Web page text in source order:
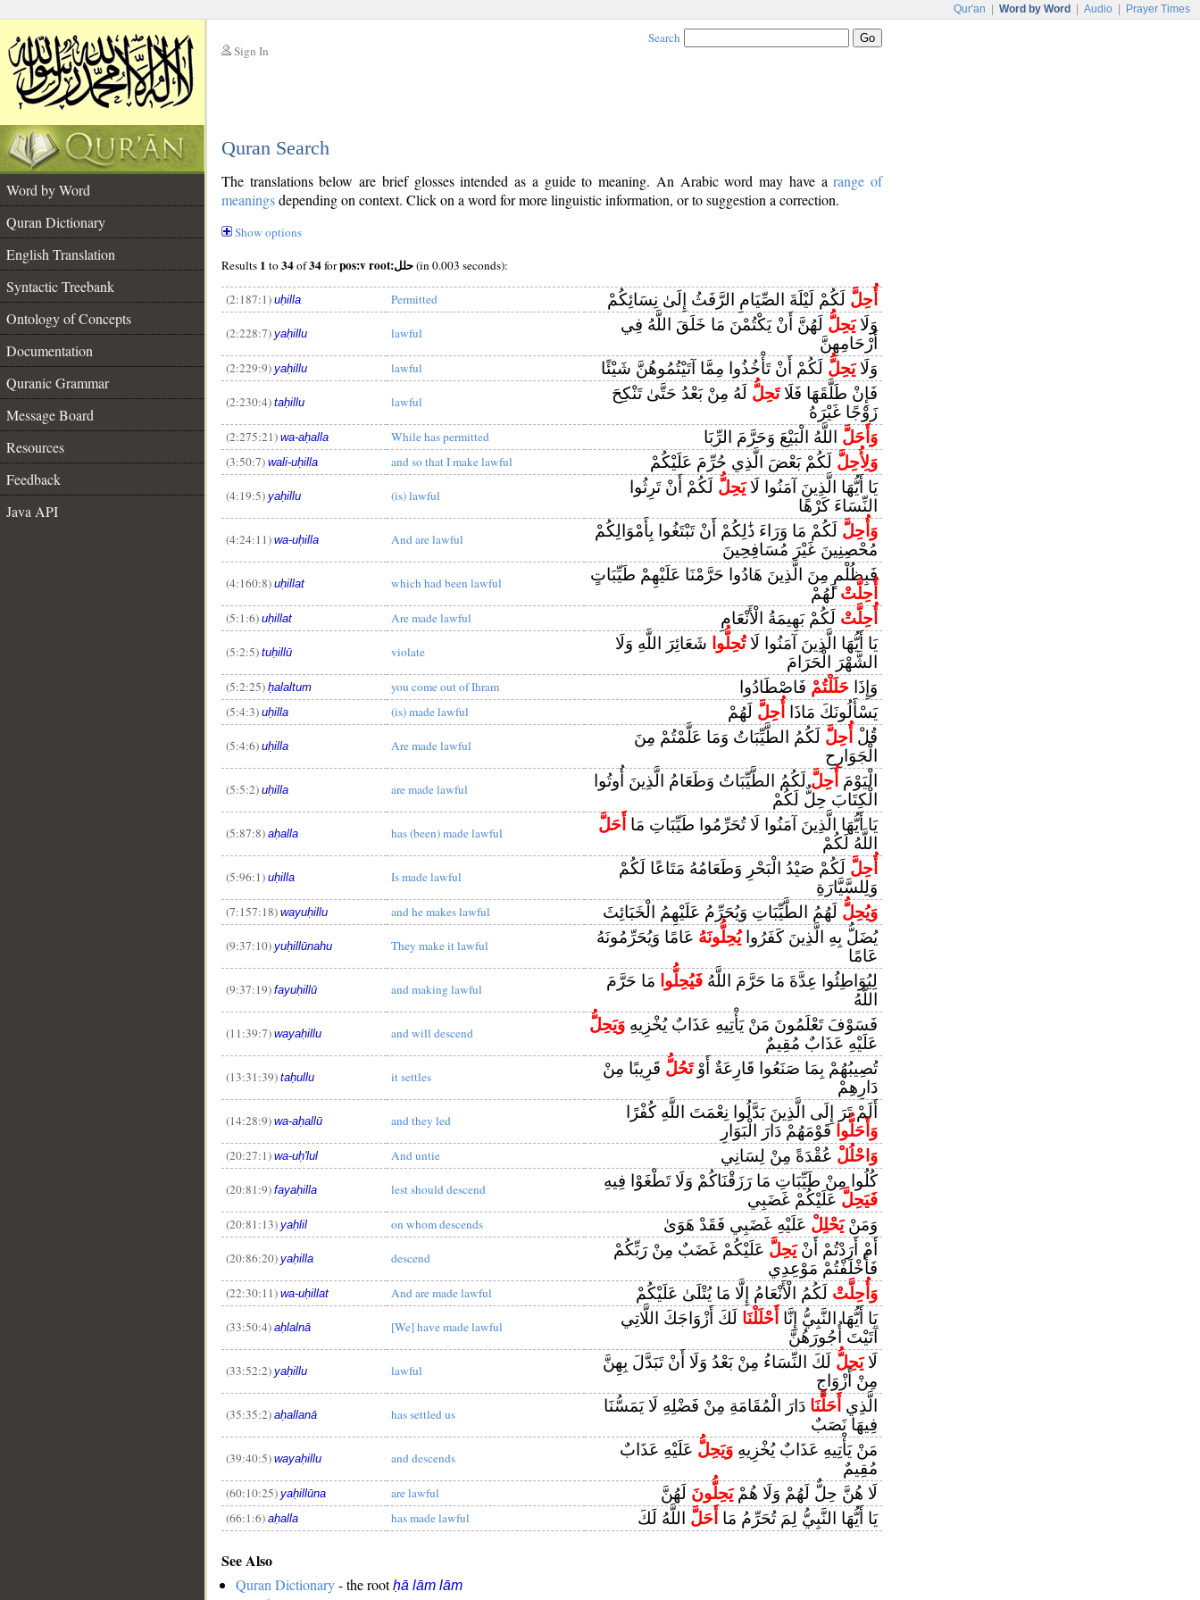
Qur'an Word by Word Audio Prayer Times
Sign In
Search
Quran Search
Word by Word
Quran Dictionary
English Translation
Syntactic Treebank
Ontology of Concepts
Documentation
Quranic Grammar
Message Board
Resources
Feedback
Java API
The translations below are brief glosses intended as a guide to meaning. An Arabic word may have arange of
meaningsdepending on context. Click on a word for more linguistic information, or to suggestion a correction.
Show options
Results 1 to34of34for pos:v root:حلل(in 0.003 seconds):
(2:187:1) uḥilla Permitted أُحِلَّ لَكُمْ لَيْلَةَ الصِّيَامِ الرَّفَثُ إِلَىٰ نِسَائِكُمْ
(2:228:7) yaḥillu lawful وَلَايَحِلُّ لَهُنَّ أَنْ يَكْتُمْنَ مَا خَلَقَ اللَّهُ فِي
أَرْحَامِهِنَّ
(2:229:9) yaḥillu lawful وَلَايَحِلُّ لَكُمْ أَنْ تَأْخُذُوا مِمَّا آتَيْتُمُوهُنَّ شَيْئًا
(2:230:4) taḥillu lawful فَإِنْ طَلَّقَهَا فَلَاتَحِلُّ لَهُ مِنْ بَعْدُ حَتَّىٰ تَنْكِحَ
زَوْجًا غَيْرَهُ
(2:275:21) wa-aḥalla While has permitted وَأَحَلَّ اللَّهُ الْبَيْعَ وَحَرَّمَ الرِّبَا
(3:50:7) wali-uḥilla and so that I make lawful وَلِأُحِلَّ لَكُمْ بَعْضَ الَّذِي حُرِّمَ عَلَيْكُمْ
(4:19:5) yaḥillu (is) lawful يَا أَيُّهَا الَّذِينَ آمَنُوا لَايَحِلُّ لَكُمْ أَنْ تَرِثُوا
النِّسَاءَ كَرْهًا
(4:24:11) wa-uḥilla And are lawful وَأُحِلَّ لَكُمْ مَا وَرَاءَ ذَٰلِكُمْ أَنْ تَبْتَغُوا بِأَمْوَالِكُمْ
مُحْصِنِينَ غَيْرَ مُسَافِحِينَ
(4:160:8) uḥillat which had been lawful
فَبِظُلْمٍ مِنَ الَّذِينَ هَادُوا حَرَّمْنَا عَلَيْهِمْ طَيِّبَاتٍ
أُحِلَّتْلَهُمْ
(5:1:6) uḥillat Are made lawful أُحِلَّتْ لَكُمْ بَهِيمَةُ الْأَنْعَامِ
(5:2:5) tuḥillū violate يَا أَيُّهَا الَّذِينَ آمَنُوا لَاتُحِلُّوا شَعَائِرَ اللَّهِ وَلَا
الشَّهْرَ الْحَرَامَ
(5:2:25) ḥalaltum you come out of Ihram وَإِذَا حَلَلْتُمْ فَاصْطَادُوا
(5:4:3) uḥilla (is) made lawful يَسْأَلُونَكَ مَاذَا أُحِلَّ لَهُمْ
(5:4:6) uḥilla Are made lawful قُلْ أُحِلَّ لَكُمُ الطَّيِّبَاتُ وَمَا عَلَّمْتُمْ مِنَ
الْجَوَارِحِ
(5:5:2) uḥilla are made lawful الْيَوْمَ أُحِلَّلَكُمُ الطَّيِّبَاتُ وَطَعَامُ الَّذِينَ أُوتُوا
الْكِتَابَ حِلٌّ لَكُمْ
(5:87:8) aḥalla has (been) made lawful يَا أَيُّهَا الَّذِينَ آمَنُوا لَا تُحَرِّمُوا طَيِّبَاتِ مَا أَحَلَّ
اللَّهُ لَكُمْ
(5:96:1) uḥilla Is made lawful أُحِلَّ لَكُمْ صَيْدُ الْبَحْرِ وَطَعَامُهُ مَتَاعًا لَكُمْ
وَلِلسَّيَّارَةِ
(7:157:18) wayuḥillu and he makes lawful وَيُحِلُّ لَهُمُ الطَّيِّبَاتِ وَيُحَرِّمُ عَلَيْهِمُ الْخَبَائِثَ
(9:37:10) yuḥillūnahu They make it lawful يُضَلُّ بِهِ الَّذِينَ كَفَرُوايُحِلُّونَهُ عَامًا وَيُحَرِّمُونَهُ
عَامًا
(9:37:19) fayuḥillū and making lawful لِيُوَاطِئُوا عِدَّةَ مَا حَرَّمَ اللَّهُ فَيُحِلُّوا مَا حَرَّمَ
اللَّهُ
(11:39:7) wayaḥillu and will descend فَسَوْفَ تَعْلَمُونَ مَنْ يَأْتِيهِ عَذَابٌ يُخْزِيهِ وَيَحِلُّ
عَلَيْهِ عَذَابٌ مُقِيمٌ
(13:31:39) taḥullu it settles تُصِيبُهُمْ بِمَا صَنَعُوا قَارِعَةٌ أَوْتَحُلُّ قَرِيبًا مِنْ
دَارِهِمْ
(14:28:9) wa-aḥallū and they led
أَلَمْ تَرَ إِلَى الَّذِينَ بَدَّلُوا نِعْمَتَ اللَّهِ كُفْرًا
وَأَحَلُّوا قَوْمَهُمْ دَارَ الْبَوَارِ
(20:27:1) wa-uḥ'lul And untie وَاحْلُلْ عُقْدَةً مِنْ لِسَانِي
(20:81:9) fayaḥilla lest should descend
كُلُوا مِنْ طَيِّبَاتِ مَا رَزَقْنَاكُمْ وَلَا تَطْغَوْا فِيهِ
فَيَحِلَّ عَلَيْكُمْ غَضَبِي
(20:81:13) yaḥlil on whom descends وَمَنْيَحْلِلْ عَلَيْهِ غَضَبِي فَقَدْ هَوَىٰ
(20:86:20) yaḥilla descend أَمْ أَرَدْتُمْ أَنْيَحِلَّ عَلَيْكُمْ غَضَبٌ مِنْ رَبِّكُمْ
فَأَخْلَفْتُمْ مَوْعِدِي
(22:30:11) wa-uḥillat And are made lawful وَأُحِلَّتْ لَكُمُ الْأَنْعَامُ إِلَّا مَا يُتْلَىٰ عَلَيْكُمْ
(33:50:4) aḥlalnā [We] have made lawful يَا أَيُّهَا النَّبِيُّ إِنَّا أَحْلَلْنَا لَكَ أَزْوَاجَكَ اللَّاتِي
آتَيْتَ أُجُورَهُنَّ
(33:52:2) yaḥillu lawful لَايَحِلُّ لَكَ النِّسَاءُ مِنْ بَعْدُ وَلَا أَنْ تَبَدَّلَ بِهِنَّ
مِنْ أَزْوَاجٍ
(35:35:2) aḥallanā has settled us الَّذِي أَحَلَّنَا دَارَ الْمُقَامَةِ مِنْ فَضْلِهِ لَا يَمَسُّنَا
فِيهَا نَصَبٌ
(39:40:5) wayaḥillu and descends مَنْ يَأْتِيهِ عَذَابٌ يُخْزِيهِ وَيَحِلُّ عَلَيْهِ عَذَابٌ
مُقِيمٌ
(60:10:25) yaḥillūna are lawful لَا هُنَّ حِلٌّ لَهُمْ وَلَا هُمْيَحِلُّونَ لَهُنَّ
(66:1:6) aḥalla has made lawful يَا أَيُّهَا النَّبِيُّ لِمَ تُحَرِّمُ مَا أَحَلَّ اللَّهُ لَكَ
See Also
Quran Dictionary- the rootḥā lām lām